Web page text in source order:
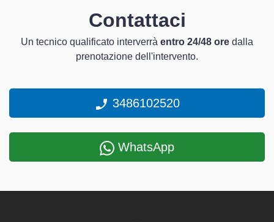
Contattaci
Un tecnico qualificato interverrà entro 24/48 ore dalla
prenotazione dell'intervento.
3486102520
WhatsApp